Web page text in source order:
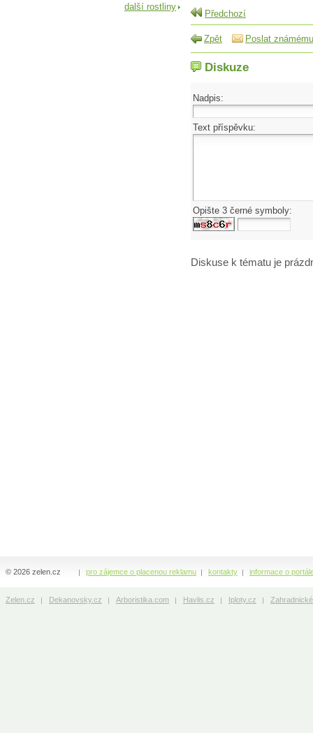
Předchozí
Zpět Poslat známému
Diskuze
Nadpis:
Text příspěvku:
Opište 3 černé symboly:
Diskuse k tématu je
další rostliny
pro zájemce o placenou reklamu kontakty informace o
© 2026 zelen.cz
Zelen.cz Dekanovsky.cz Arboristika.com Havlis.cz Iploty.cz